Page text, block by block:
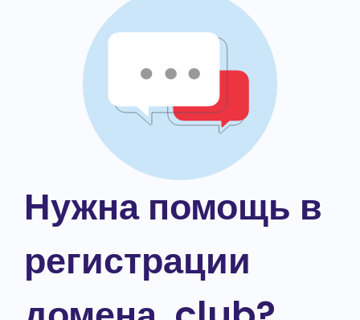
Нужна помощь в
регистрации